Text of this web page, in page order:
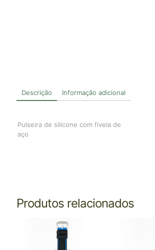
Descrição Informação adicional
Pulseira de silicone com fivela de
aço
Produtos relacionados